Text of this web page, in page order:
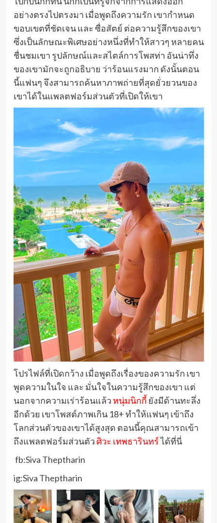
อย่างตรงไปตรงมา เมื่อพูดถึงความรัก เขากำหนด
ขอบเขตที่ชัดเจน และ ซื่อสัตย์ ต่อความรู้สึกของเขา
ซึ่งเป็นลักษณะพิเศษอย่างหนึ่งที่ทำให้สาวๆ หลายคน
ชื่นชมเขา รูปลักษณ์และสไตล์การโพสท่า อันน่าทึ่ง
ของเขามักจะถูกอธิบาย ว่าร้อนแรงมาก ดังนั้นตอน
นี้แฟนๆ จึงสามารถค้นหาภาพถ่ายที่สุดยั่วยวนของ
เขาได้ในแพลตฟอร์มส่วนตัวที่เปิดให้เขา
โปรไฟล์ที่เปิดกว้าง เมื่อพูดถึงเรื่องของความรัก เขา
พูดความในใจ และ มั่นใจในความรู้สึกของเขา แต่
นอกจากความเร่าร้อนแล้ว หนุ่มนิกกี้ ยังมีด้านทะลึ่ง
อีกด้วย เขาโพสต์ภาพเกิน 18+ ทำให้แฟนๆ เข้าถึง
โลกส่วนตัวของเขาได้สูงสุด ตอนนี้คุณสามารถเข้า
ถึงแพลตฟอร์มส่วนตัวศิวะ เทพธารินทร์ได้ที่นี่
fb:Siva Theptharin
ig:Siva Theptharin